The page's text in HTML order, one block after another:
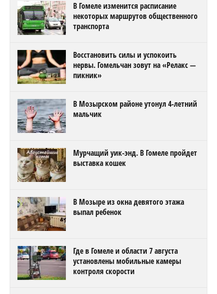
В Гомеле изменится расписание
некоторых маршрутов общественного
транспорта
Восстановить силы и успокоить
нервы. Гомельчан зовут на «Релакс —
пикник»
В Мозырском районе утонул 4-летний
мальчик
Мурчащий уик-энд. В Гомеле пройдет
выставка кошек
В Мозыре из окна девятого этажа
выпал ребенок
Где в Гомеле и области 7 августа
установлены мобильные камеры
контроля скорости